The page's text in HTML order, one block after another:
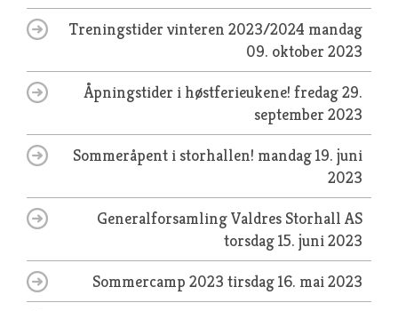
Treningstider vinteren 2023/2024 mandag
09. oktober 2023
Åpningstider i høstferieukene! fredag 29.
september 2023
Sommeråpent i storhallen! mandag 19. juni
2023
Generalforsamling Valdres Storhall AS
torsdag 15. juni 2023
Sommercamp 2023 tirsdag 16. mai 2023